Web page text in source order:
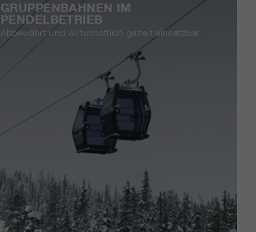
GRUPPENBAHNEN IM
PENDELBETRIEB
Altbewährt und wirtschaftlich gezielt einsetzbar